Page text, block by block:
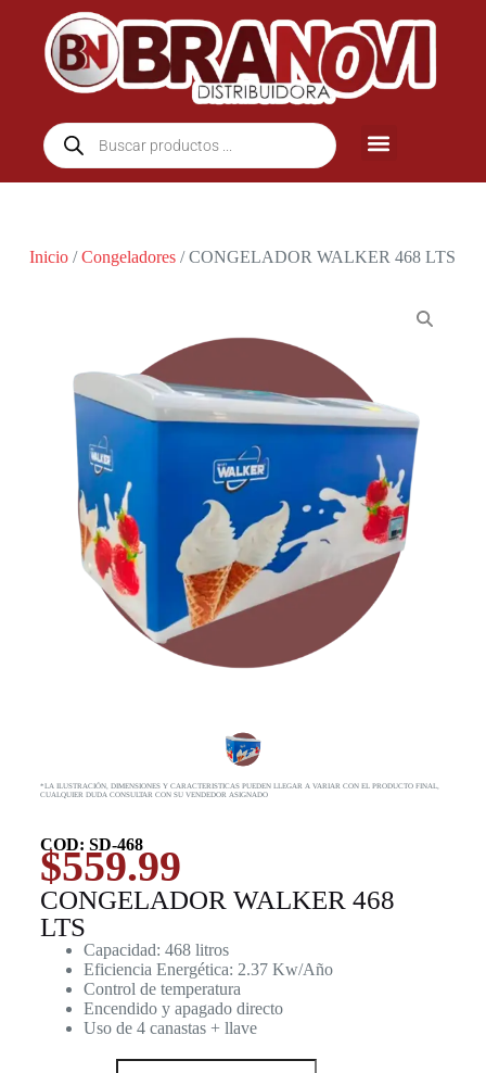
Inicio/Congeladores/ CONGELADOR WALKER 468 LTS
*LA ILUSTRACIÓN, DIMENSIONES Y CARACTERISTICAS PUEDEN LLEGAR A VARIAR CON EL PRODUCTO FINAL,
CUALQUIER DUDA CONSULTAR CON SU VENDEDOR ASIGNADO
COD: SD-468
$559.99
CONGELADOR WALKER 468
LTS
Capacidad: 468 litros
Eficiencia Energética: 2.37 Kw/Año
Control de temperatura
Encendido y apagado directo
Uso de 4 canastas + llave